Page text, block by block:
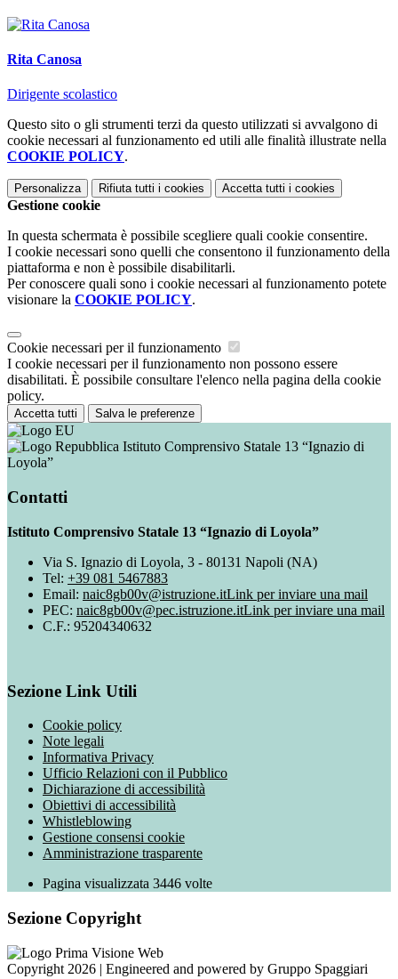
Rita Canosa
Dirigente scolastico
Questo sito o gli strumenti terzi da questo utilizzati si avvalgono di
cookie necessari al funzionamento ed utili alle finalità illustrate nella
COOKIE POLICY.
Personalizza Rifiuta tutti i cookies Accetta tutti i cookies
Gestione cookie
In questa schermata è possibile scegliere quali cookie consentire.
I cookie necessari sono quelli che consentono il funzionamento della
piattaforma e non è possibile disabilitarli.
Per conoscere quali sono i cookie necessari al funzionamento potete
visionare la COOKIE POLICY.
Cookie necessari per il funzionamento
I cookie necessari per il funzionamento non possono essere
disabilitati. È possibile consultare l'elenco nella pagina della cookie
policy.
Accetta tutti Salva le preferenze
Istituto Comprensivo Statale 13 “Ignazio di
Loyola”
Contatti
Istituto Comprensivo Statale 13 “Ignazio di Loyola”
Via S. Ignazio di Loyola, 3 - 80131 Napoli (NA)
Tel: +39 081 5467883
Email: naic8gb00v@istruzione.itLink per inviare una mail
PEC: naic8gb00v@pec.istruzione.itLink per inviare una mail
C.F.: 95204340632
Sezione Link Utili
Cookie policy
Note legali
Informativa Privacy
Ufficio Relazioni con il Pubblico
Dichiarazione di accessibilità
Obiettivi di accessibilità
Whistleblowing
Gestione consensi cookie
Amministrazione trasparente
Pagina visualizzata 3446 volte
Sezione Copyright
Copyright 2026 | Engineered and powered by Gruppo Spaggiari